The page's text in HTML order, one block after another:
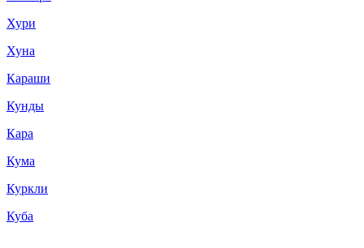
Хури
Хуна
Караши
Кунды
Кара
Кума
Куркли
Куба